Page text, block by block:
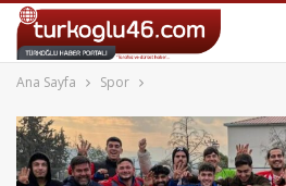
Ana Sayfa Spor